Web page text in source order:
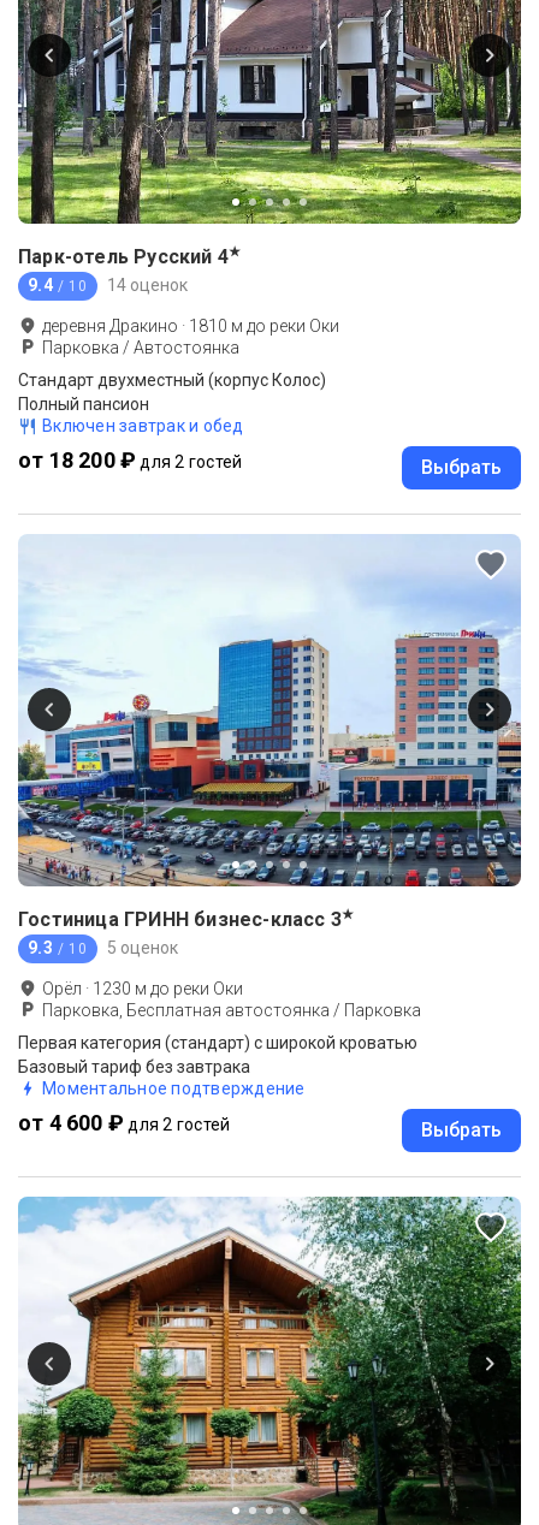
Парк-отель Русский 4★
9.4 / 10 14 оценок
деревня Дракино · 1810 м до реки Оки
Парковка / Автостоянка
Стандарт двухместный (корпус Колос)
Полный пансион
Включен завтрак и обед
от 18 200 ₽ для 2 гостей Выбрать
Гостиница ГРИНН бизнес-класс 3★
9.3 / 10 5 оценок
Орёл · 1230 м до реки Оки
Парковка, Бесплатная автостоянка / Парковка
Первая категория (стандарт) с широкой кроватью
Базовый тариф без завтрака
Моментальное подтверждение
от 4 600 ₽ для 2 гостей Выбрать